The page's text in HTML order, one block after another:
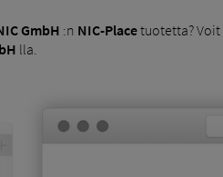
GmbH :n NIC-Placetuotetta? Voit
lla.